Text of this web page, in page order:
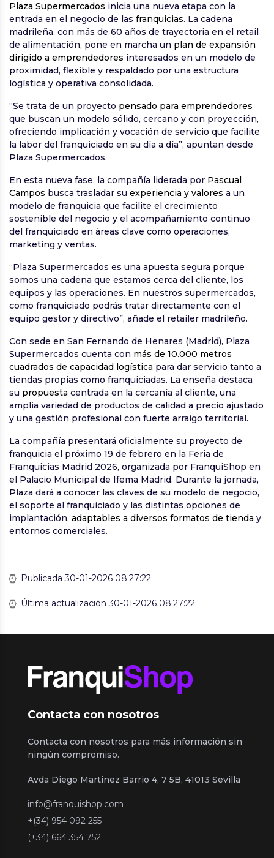
Plaza Supermercados inicia una nueva etapa con la
entrada en el negocio de las franquicias. La cadena
madrileña, con más de 60 años de trayectoria en el retail
de alimentación, pone en marcha un plan de expansión
dirigido a emprendedores interesados en un modelo de
proximidad, flexible y respaldado por una estructura
logística y operativa consolidada.
“Se trata de un proyecto pensado para emprendedores
que buscan un modelo sólido, cercano y con proyección,
ofreciendo implicación y vocación de servicio que facilite
la labor del franquiciado en su día a día”, apuntan desde
Plaza Supermercados.
En esta nueva fase, la compañía liderada por Pascual
Campos busca trasladar su experiencia y valores a un
modelo de franquicia que facilite el crecimiento
sostenible del negocio y el acompañamiento continuo
del franquiciado en áreas clave como operaciones,
marketing y ventas.
“Plaza Supermercados es una apuesta segura porque
somos una cadena que estamos cerca del cliente, los
equipos y las operaciones. En nuestros supermercados,
como franquiciado podrás tratar directamente con el
equipo gestor y directivo”, añade el retailer madrileño.
Con sede en San Fernando de Henares (Madrid), Plaza
Supermercados cuenta con más de 10.000 metros
cuadrados de capacidad logística para dar servicio tanto a
tiendas propias como franquiciadas. La enseña destaca
su propuesta centrada en la cercanía al cliente, una
amplia variedad de productos de calidad a precio ajustado
y una gestión profesional con fuerte arraigo territorial.
La compañía presentará oficialmente su proyecto de
franquicia el próximo 19 de febrero en la Feria de
Franquicias Madrid 2026, organizada por FranquiShop en
el Palacio Municipal de Ifema Madrid. Durante la jornada,
Plaza dará a conocer las claves de su modelo de negocio,
el soporte al franquiciado y las distintas opciones de
implantación, adaptables a diversos formatos de tienda y
entornos comerciales.
Publicada 30-01-2026 08:27:22
Última actualización 30-01-2026 08:27:22
Contacta con nosotros
Contacta con nosotros para más información sin
ningún compromiso.
Avda Diego Martinez Barrio 4, 7 5B, 41013 Sevilla
info@franquishop.com
+(34) 954 092 255
(+34) 664 354 752